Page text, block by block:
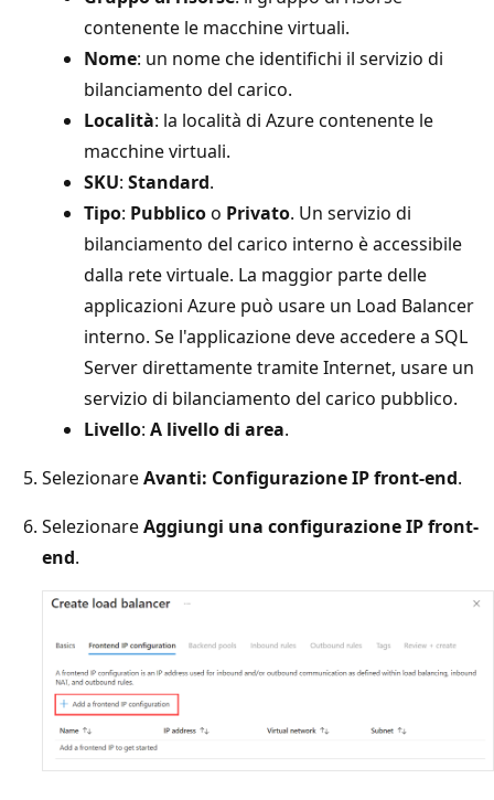
contenente le macchine virtuali.
Nome: un nome che identifichi il servizio di
bilanciamento del carico.
Località: la località di Azure contenente le
macchine virtuali.
SKU: Standard.
Tipo: Pubblicoo Privato. Un servizio di
bilanciamento del carico interno è accessibile
dalla rete virtuale. La maggior parte delle
applicazioni Azure può usare un Load Balancer
interno. Se l'applicazione deve accedere a SQL
Server direttamente tramite Internet, usare un
servizio di bilanciamento del carico pubblico.
Livello: A livello di area.
SelezionareAvanti: Configurazione IP front-end.
SelezionareAggiungi una configurazione IP front-
end.